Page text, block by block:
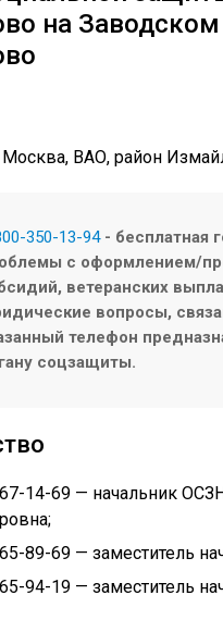
на
Москва, ВАО, район
350-13-94- бесплатная
с оформлением/
ветеранских
вопросы,
телефон
соцзащиты.
14-69 — начальник
89-69 — заместитель
94-19 — заместитель